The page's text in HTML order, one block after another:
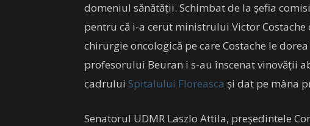
domeniul sănătății. Schimbat de la șefia
pentru că i-a cerut ministrului Victor
chirurgie oncologică pe care Costache le
profesorului Beuran i s-au înscenat vinovății
cadrului Spitalului Floreasca și dat pe mâna
Senatorul UDMR Laszlo Attila, președintele